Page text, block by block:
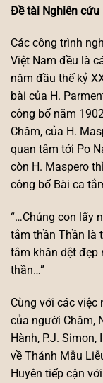
Đề tài Nghiên cứu
Các công trình
Việt Nam đều là
năm đầu thế kỷ
bài của H.
công bố năm
Chăm, của H.
quan tâm tới Po
còn H. Maspero
công bố Bài ca
“…Chúng con lấy
tắm thần Thần là
tâm khăn dệt đẹp
thần…”
Cùng với các
của người Chăm,
Hành, P.J.
về Thánh Mẫu
Huyên tiếp cận